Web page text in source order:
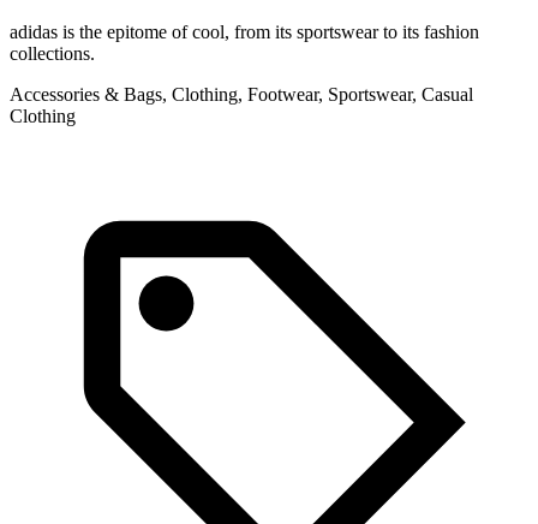
adidas is the epitome of cool, from its sportswear to its fashion
collections.
Accessories & Bags, Clothing, Footwear, Sportswear, Casual
Clothing